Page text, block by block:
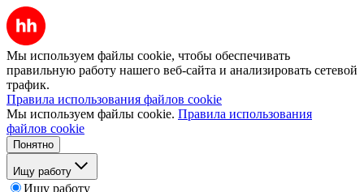
Мы используем файлы cookie, чтобы обеспечивать
правильную работу нашего веб-сайта и анализировать сетевой
трафик.
Правила использования файлов cookie
Мы используем файлы cookie. Правила использования
файлов cookie
Понятно
Ищу работу
Ищу работу